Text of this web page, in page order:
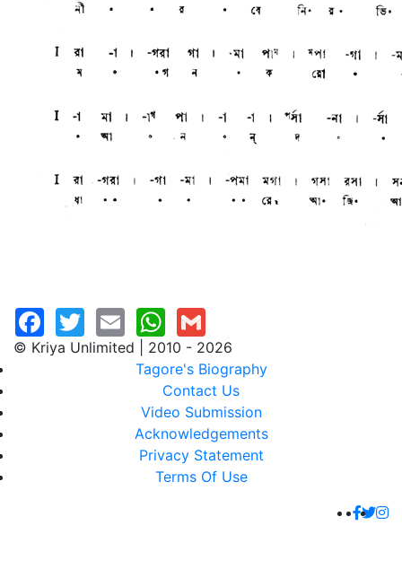
© Kriya Unlimited | 2010 - 2026
Tagore's Biography
Contact Us
Video Submission
Acknowledgements
Privacy Statement
Terms Of Use